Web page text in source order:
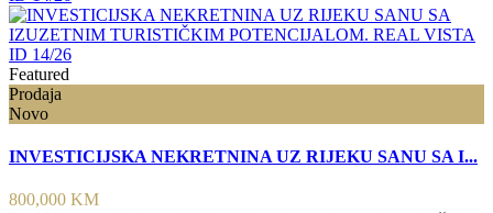
Featured
Prodaja
Novo
INVESTICIJSKA NEKRETNINA UZ RIJEKU SANU SA I...
800,000 KM